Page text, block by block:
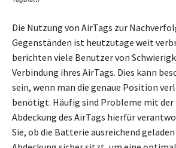
Die Nutzung von AirTags zur
Gegenständen ist heutzutage weit
berichten viele Benutzer von
Verbindung ihres AirTags. Dies kann
sein, wenn man die genaue Position
benötigt. Häufig sind Probleme mit
Abdeckung des AirTags hierfür
Sie, ob die Batterie ausreichend